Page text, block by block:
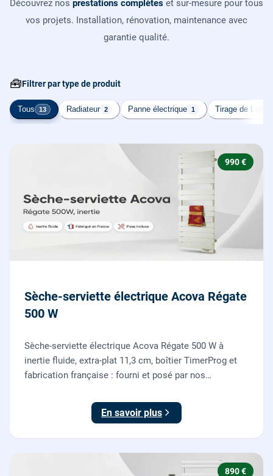
Découvrez nos prestations complètes et sur-mesure pour tous
vos projets. Installation, rénovation, maintenance avec
garantie qualité.
🧰Filtrer par type de produit
Tous 13 Radiateur 2 Panne électrique 1 Tirage de Ligne
990 €
Sèche-serviette électrique Acova Régate
500 W
Sèche-serviette électrique Acova Régate 500 W à
inertie fluide, extra-plat 11,3 cm, boîtier TimerProg et
fabrication française : fourni et posé par nos
En savoir plus
890 €